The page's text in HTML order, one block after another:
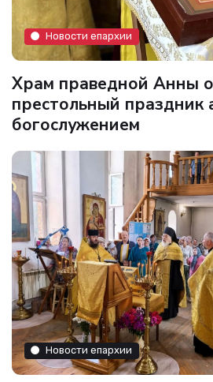
Новости епархии
Храм праведной Анны
престольный праздник
богослужением
Новости епархии